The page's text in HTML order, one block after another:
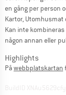
en gång per person
Kartor,
Kan inte
någon annan eller
Highlights
Påwebbplatskartan